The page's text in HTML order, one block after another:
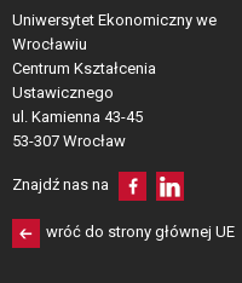
Uniwersytet Ekonomiczny we
Wrocławiu
Centrum Kształcenia
Ustawicznego
ul. Kamienna 43-45
53-307 Wrocław
Znajdź nas na
wróć do strony głównej UE